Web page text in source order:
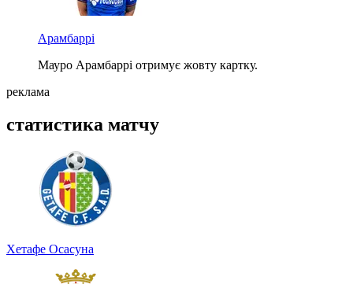
Арамбаррі
Мауро Арамбаррі отримує жовту картку.
реклама
статистика матчу
Хетафе Осасуна